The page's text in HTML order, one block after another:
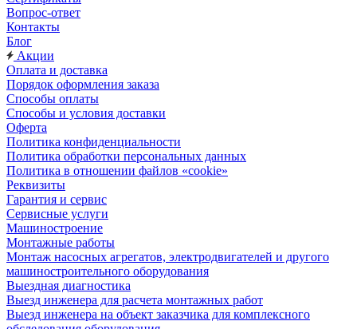
Вопрос-ответ
Контакты
Блог
Акции
Оплата и доставка
Порядок оформления заказа
Способы оплаты
Способы и условия доставки
Оферта
Политика конфиденциальности
Политика обработки персональных данных
Политика в отношении файлов «cookie»
Реквизиты
Гарантия и сервис
Сервисные услуги
Машиностроение
Монтажные работы
Монтаж насосных агрегатов, электродвигателей и другого
машиностроительного оборудования
Выездная диагностика
Выезд инженера для расчета монтажных работ
Выезд инженера на объект заказчика для комплексного